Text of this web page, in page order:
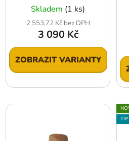
ů
Skladem (1 ks)
2 553,72 Kč bez DPH
3 090 Kč
ZOBRAZIT VARIANTY
TIP